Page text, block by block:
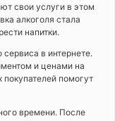
свои услуги в этом
алкоголя стала
напитки.
в интернете.
и ценами на
помогут
времени. После